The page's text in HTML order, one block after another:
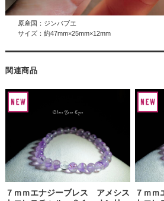
原産国：ジンバブエ
サイズ：約47mm×25mm×12mm
関連商品
７ｍｍエナジーブレス アメシス
７ｍ